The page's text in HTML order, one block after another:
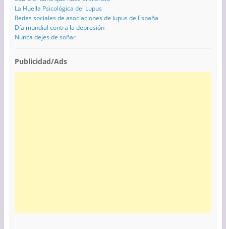
La Huella Psicológica del Lupus
Redes sociales de asociaciones de lupus de España
Día mundial contra la depresión
Nunca dejes de soñar
Publicidad/Ads